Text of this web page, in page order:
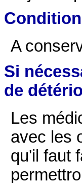
A
Si
de
Les
avec les
qu'il faut